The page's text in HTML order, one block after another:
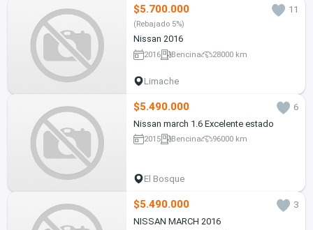
$5.700.000 11
(Rebajado 5%)
Nissan 2016
2016 Bencina 28000 km
Limache
$5.490.000
6
Nissan march 1.6 Excelente estado
2015 Bencina 96000 km
El Bosque
$5.490.000
3
NISSAN MARCH 2016